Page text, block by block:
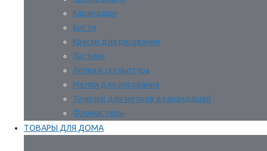
Карандаши
Кисти
Краски для рисования
Ластики
Лепка и скульптура
Мелки для рисования
Точилки для мелков и карандашей
Фломастеры
ТОВАРЫ ДЛЯ ДОМА